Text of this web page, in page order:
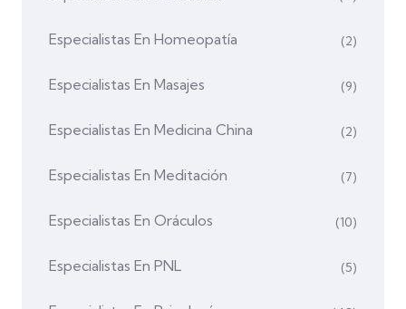
Especialistas En Homeopatía (2)
Especialistas En Masajes (9)
Especialistas En Medicina China (2)
Especialistas En Meditación (7)
Especialistas En Oráculos (10)
Especialistas En PNL (5)